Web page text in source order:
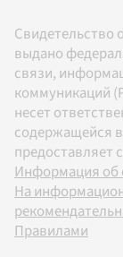
Свидетельство
выдано
связи,
коммуникаций
несет
содержащейся
предоставляет
Информация об
На
Правилами